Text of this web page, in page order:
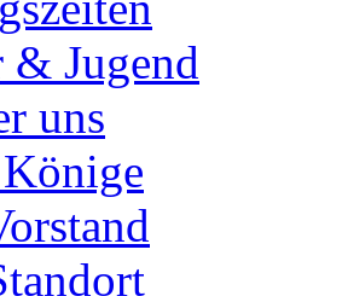
& Jugend
uns